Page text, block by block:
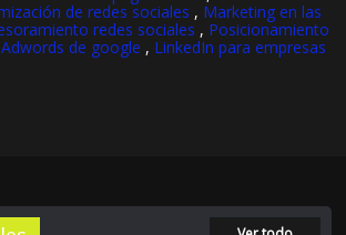
de redes sociales , Marketing en las
redes sociales , Posicionamiento
de google , LinkedIn para empresas